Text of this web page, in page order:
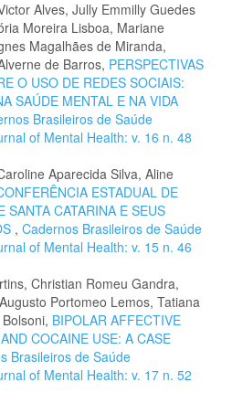
Alves, Jully Emmilly Guedes
Moreira Lisboa, Mariane
Magalhães de Miranda,
de Barros, PERSPECTIVAS
O USO DE REDES SOCIAIS:
SAÚDE MENTAL E NA VIDA
Brasileiros de Saúde
of Mental Health: v. 16 n. 48
Aparecida Silva, Aline
ESTADUAL DE
SANTA CATARINA E SEUS
, Cadernos Brasileiros de Saúde
of Mental Health: v. 15 n. 46
Christian Romeu Gandra,
Portomeo Lemos, Tatiana
BIPOLAR AFFECTIVE
COCAINE USE: A CASE
Brasileiros de Saúde
of Mental Health: v. 17 n. 52